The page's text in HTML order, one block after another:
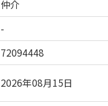
仲介
-
72094448
2026年08月15日